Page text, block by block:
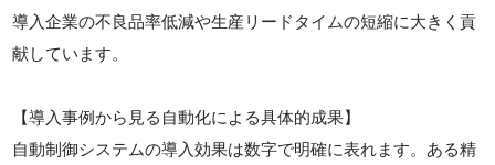
導入企業の不良品率低減や生産リードタイムの短縮に大きく貢
献しています。
【導入事例から見る自動化による具体的成果】
自動制御システムの導入効果は数字で明確に表れます。ある精